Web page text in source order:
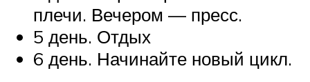
плечи. Вечером — пресс.
5 день. Отдых
6 день. Начинайте новый цикл.